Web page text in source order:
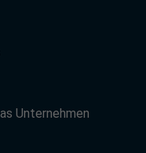
Unternehmen